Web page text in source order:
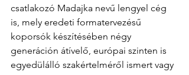
csatlakozó Madajka nevű lengyel cég
is, mely eredeti formatervezésű
koporsók készítésében négy
generáción átívelő, európai szinten is
egyedülálló szakértelméről ismert vagy